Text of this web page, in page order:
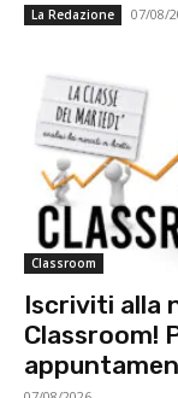
La Redazione 07/08/
Classroom
Iscriviti alla
Classroom!